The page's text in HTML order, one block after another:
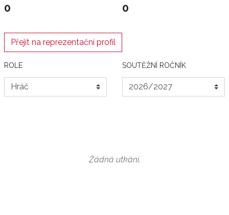
0 0
Přejít na reprezentační profil
ROLE SOUTĚŽNÍ ROČNÍK
Žádná utkání.